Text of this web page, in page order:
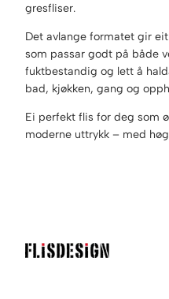
gresfliser.
Det avlange formatet gir
som passar godt på både
fuktbestandig og lett å
bad, kjøkken, gang og
Ei perfekt flis for deg som
moderne uttrykk – med